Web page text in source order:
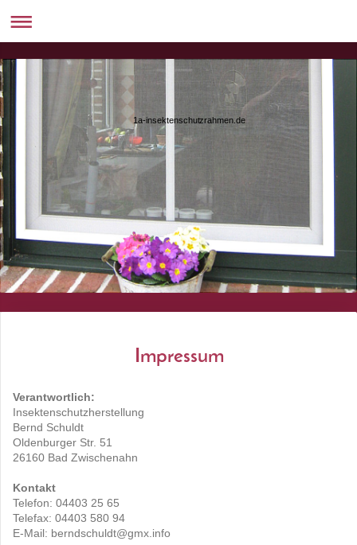
1a-insektenschutzrahmen.de
Impressum
Verantwortlich:
Insektenschutzherstellung
Bernd Schuldt
Oldenburger Str. 51
26160 Bad Zwischenahn
Kontakt
Telefon: 04403 25 65
Telefax: 04403 580 94
E-Mail: berndschuldt@gmx.info